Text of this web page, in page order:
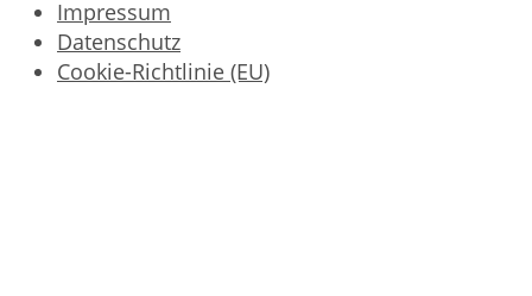
Impressum
Datenschutz
Cookie-Richtlinie (EU)